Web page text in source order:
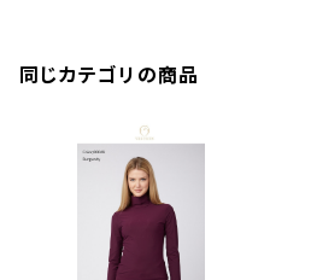
同じカテゴリの商品